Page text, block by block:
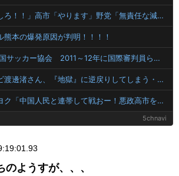
【悲報】野党「減税しろ！！」高市「やります」野党「無責任な減税はやめろ！財源はどうする💢」
熊本の爆発原因が判明！！！！
【聯合ニュース】 韓国サッカー協会 2011～12年に国際審判員らを性接待
【悲報】元フジテレビ渡邊渚さん、『地獄』に逆戻りしてしまう・・・・・
広島平和記念式典パヨク「中国人民と連帯して戦おー！悪政高市を打倒するぞー！」
5chnavi
ようすが、、、